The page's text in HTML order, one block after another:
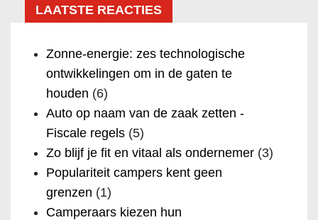
LAATSTE REACTIES
Zonne-energie: zes technologische
ontwikkelingen om in de gaten te
houden (6)
Auto op naam van de zaak zetten -
Fiscale regels (5)
Zo blijf je fit en vitaal als ondernemer (3)
Populariteit campers kent geen
grenzen (1)
Camperaars kiezen hun